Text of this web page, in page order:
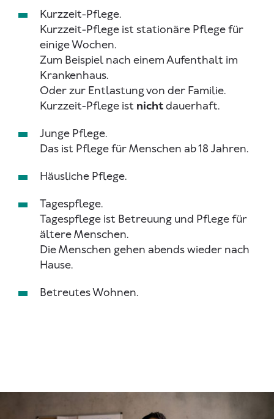
Kurzzeit-Pflege.
Kurzzeit-Pflege ist stationäre Pflege für
einige Wochen.
Zum Beispiel nach einem Aufenthalt im
Krankenhaus.
Oder zur Entlastung von der Familie.
Kurzzeit-Pflege ist nichtdauerhaft.
Junge Pflege.
Das ist Pflege für Menschen ab 18 Jahren.
Häusliche Pflege.
Tagespflege.
Tagespflege ist Betreuung und Pflege für
ältere Menschen.
Die Menschen gehen abends wieder nach
Hause.
Betreutes Wohnen.